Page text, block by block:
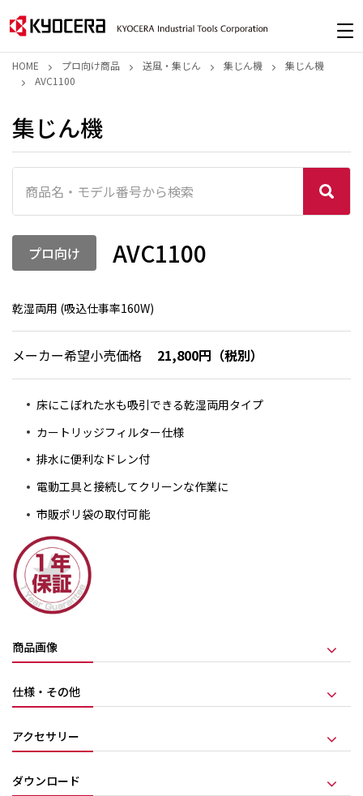
HOME プロ向け商品 送風・集じん 集じん機
集じん機
AVC1100
集じん機
プロ向け AVC1100
乾湿両用 (吸込仕事率160W)
メーカー希望小売価格 21,800円（税別）
床にこぼれた水も吸引できる乾湿両用タイプ
カートリッジフィルター仕様
排水に便利なドレン付
電動工具と接続してクリーンな作業に
市販ポリ袋の取付可能
商品画像
仕様・その他
アクセサリー
ダウンロード